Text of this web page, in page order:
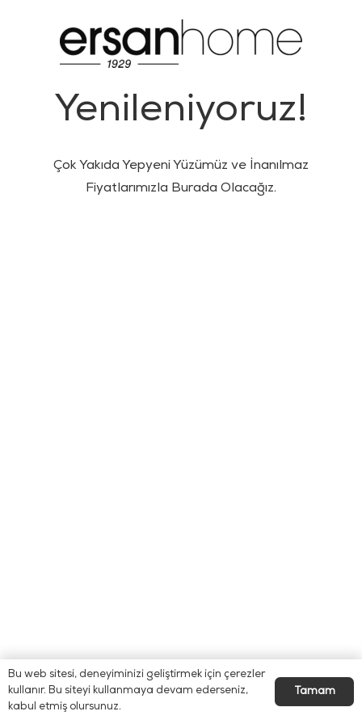
Yenileniyoruz!
Çok Yakıda Yepyeni Yüzümüz ve İnanılmaz
Fiyatlarımızla Burada Olacağız.
Bu web sitesi, deneyiminizi geliştirmek için çerezler
kullanır. Bu siteyi kullanmaya devam ederseniz,
kabul etmiş olursunuz.
Tamam